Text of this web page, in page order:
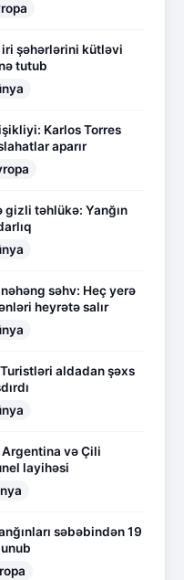
iri şəhərlərini kütləvi
tutub
Karlos Torres
aparır
gizli təhlükə: Yanğın
səhv: Heç yerə
heyrətə salır
aldadan şəxs
Argentina və Çili
layihəsi
səbəbindən 19